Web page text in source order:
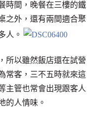
時間，晚餐在三樓的鐵
之外，還有兩間適合聚
人。
所以雖然飯店還在試營
常客，三不五時就來這
主管也常會出現跟客人
的人情味。